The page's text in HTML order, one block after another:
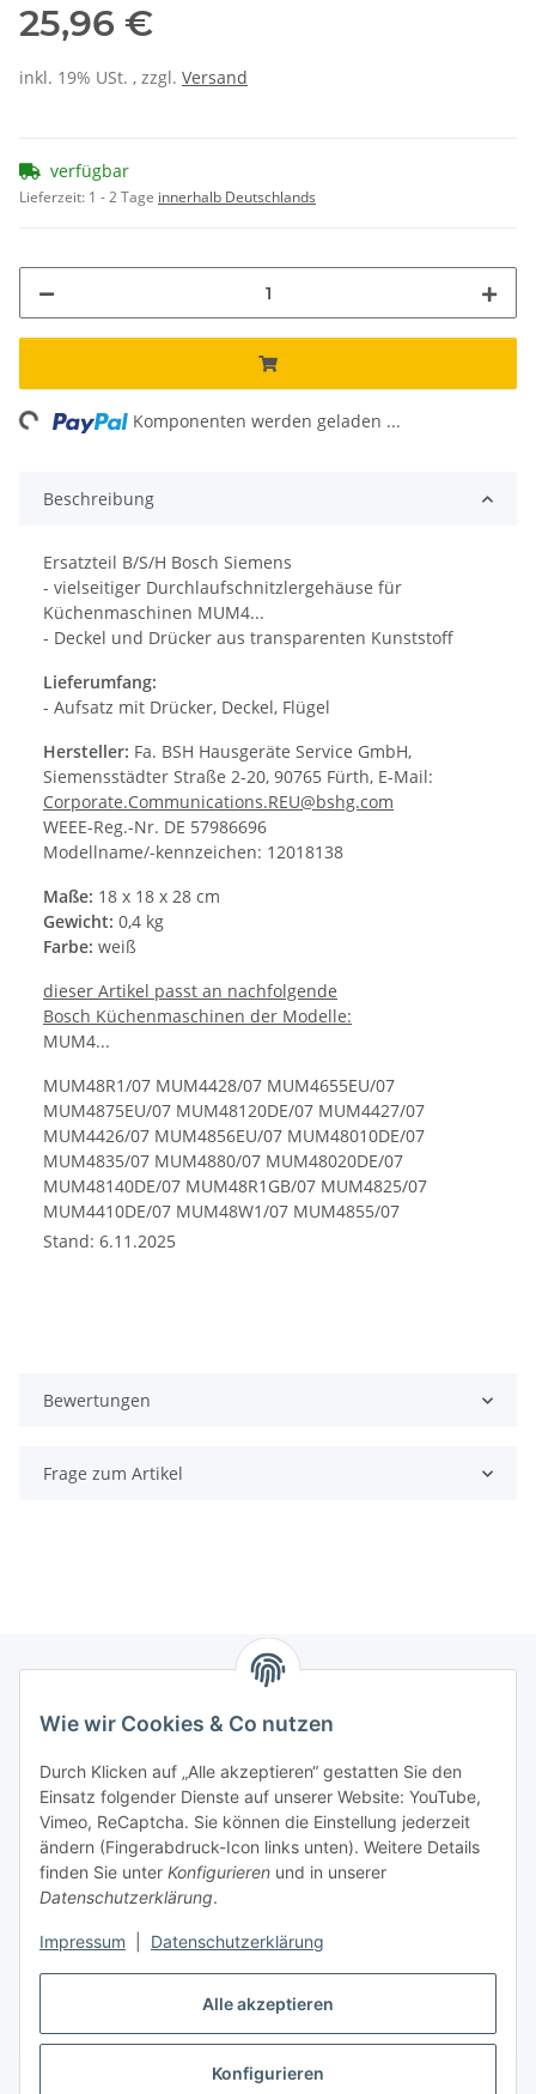
Alle akzeptieren
Konfigurieren
Wie wir Cookies & Co nutzen
Durch Klicken auf „Alle akzeptieren“ gestatten Sie den
Einsatz folgender Dienste auf unserer Website: YouTube,
Vimeo, ReCaptcha. Sie können die Einstellung jederzeit
ändern (Fingerabdruck-Icon links unten). Weitere Details
finden Sie unter Konfigurieren und in unserer
Datenschutzerklärung.
Impressum Datenschutzerklärung
25,96 €
inkl. 19% USt. , zzgl. Versand
verfügbar
Lieferzeit: 1 - 2 Tage innerhalb Deutschlands
Komponenten werden geladen ...
Beschreibung
Ersatzteil B/S/H Bosch Siemens
- vielseitiger Durchlaufschnitzlergehäuse für
Küchenmaschinen MUM4...
- Deckel und Drücker aus transparenten Kunststoff
Lieferumfang:
- Aufsatz mit Drücker, Deckel, Flügel
Hersteller: Fa. BSH Hausgeräte Service GmbH,
Siemensstädter Straße 2-20, 90765 Fürth, E-Mail:
Corporate.Communications.REU@bshg.com
WEEE-Reg.-Nr. DE 57986696
Modellname/-kennzeichen: 12018138
Maße: 18 x 18 x 28 cm
Gewicht: 0,4 kg
Farbe: weiß
dieser Artikel passt an nachfolgende
Bosch Küchenmaschinen der Modelle:
MUM4...
MUM48R1/07 MUM4428/07 MUM4655EU/07
MUM4875EU/07 MUM48120DE/07 MUM4427/07
MUM4426/07 MUM4856EU/07 MUM48010DE/07
MUM4835/07 MUM4880/07 MUM48020DE/07
MUM48140DE/07 MUM48R1GB/07 MUM4825/07
MUM4410DE/07 MUM48W1/07 MUM4855/07
MUM4657/07 MUM4830/07 MUM4406/07
MUM4657/08 MUM4428/08 MUM48A06/08
MUM48020DE/08 MUM48W1/08 MUM48R1/08
MUM48R1GB/08 MUM4655EU/08 MUM4427/08
Stand: 6.11.2025
Bewertungen
Frage zum Artikel
Zahlungsmöglichkeiten
Versandinformationen
Gesetzliche Informationen
Vertrag widerrufen